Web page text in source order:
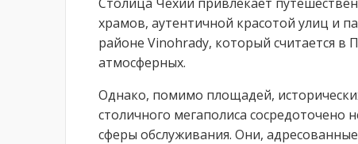
храмов, аутентичной красотой улиц и
районе Vinohrady, который считается в
атмосферных.
Однако, помимо площадей,
столичного мегаполиса сосредоточено
сферы обслуживания. Они,